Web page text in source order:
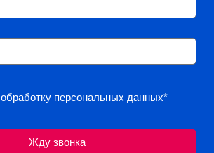
обработку персональных данных*